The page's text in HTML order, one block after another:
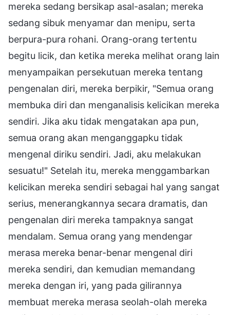
mereka sedang bersikap asal-asalan; mereka
sedang sibuk menyamar dan menipu, serta
berpura-pura rohani. Orang-orang tertentu
begitu licik, dan ketika mereka melihat orang lain
menyampaikan persekutuan mereka tentang
pengenalan diri, mereka berpikir, "Semua orang
membuka diri dan menganalisis kelicikan mereka
sendiri. Jika aku tidak mengatakan apa pun,
semua orang akan menganggapku tidak
mengenal diriku sendiri. Jadi, aku melakukan
sesuatu!" Setelah itu, mereka menggambarkan
kelicikan mereka sendiri sebagai hal yang sangat
serius, menerangkannya secara dramatis, dan
pengenalan diri mereka tampaknya sangat
mendalam. Semua orang yang mendengar
merasa mereka benar-benar mengenal diri
mereka sendiri, dan kemudian memandang
mereka dengan iri, yang pada gilirannya
membuat mereka merasa seolah-olah mereka